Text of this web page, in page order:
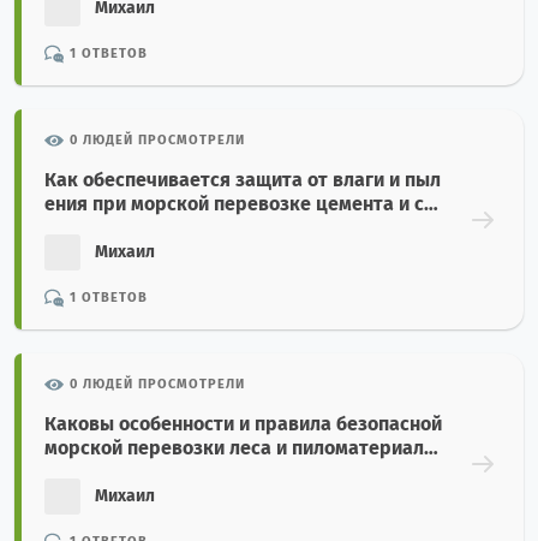
Михаил
1 ОТВЕТОВ
0 ЛЮДЕЙ ПРОСМОТРЕЛИ
Как обеспечивается защита от влаги и пыл
ения при морской перевозке цемента и стр
Михаил
1 ОТВЕТОВ
0 ЛЮДЕЙ ПРОСМОТРЕЛИ
Каковы особенности и правила безопасной
морской перевозки леса и пиломатериало
Михаил